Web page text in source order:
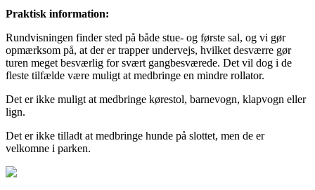
Praktisk information:
Rundvisningen finder sted på både stue- og første sal, og vi gør
opmærksom på, at der er trapper undervejs, hvilket desværre gør
turen meget besværlig for svært gangbesværede. Det vil dog i de
fleste tilfælde være muligt at medbringe en mindre rollator.
Det er ikke muligt at medbringe kørestol, barnevogn, klapvogn eller
lign.
Det er ikke tilladt at medbringe hunde på slottet, men de er
velkomne i parken.